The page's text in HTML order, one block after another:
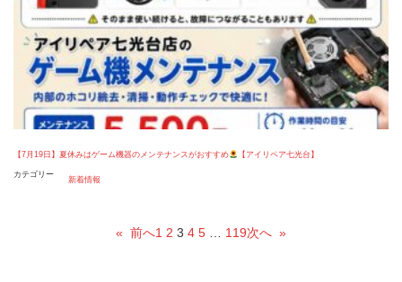
【7月19日】夏休みはゲーム機器のメンテナンスがおすすめ 【アイリペア七光台】
カテゴリー
新着情報
« 前へ1 2 3 4 5 … 119次へ »